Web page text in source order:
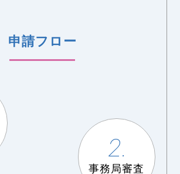
申請フロー
2.
事務局審査